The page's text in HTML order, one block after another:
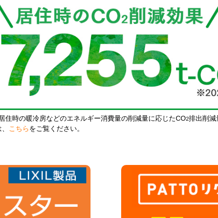
時の暖冷房などのエネルギー消費量の削減量に応じたCO2排出削減
こちら をご覧ください。